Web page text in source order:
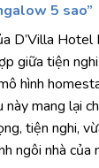
5 sao”
D’Villa Hotel
giữa tiện
hình
này mang lại
tiện nghi,
ngôi nhà của